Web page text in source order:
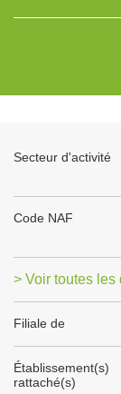
Secteur d'activité
Code NAF
> Voir toutes les
Filiale de
Établissement(s)
rattaché(s)